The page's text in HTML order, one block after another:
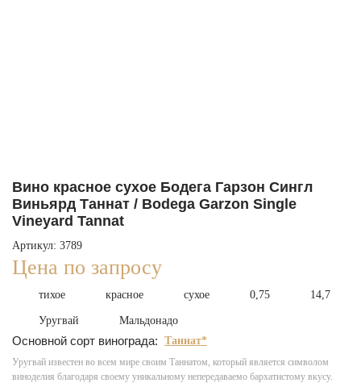
Вино красное сухое Бодега Гарзон Сингл
Виньярд Таннат / Bodega Garzon Single
Vineyard Tannat
Артикул: 3789
Цена по запросу
тихое красное сухое 0,75 14,7
Уругвай Мальдонадо
Основной сорт винограда: Таннат*
Уругвай известен во всем мире своим Таннатом, который является символом
виноделия благодаря своему уникальному непередаваемо бархатистому вкусу.